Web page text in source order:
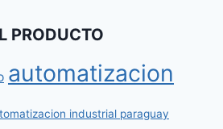
PRODUCTO
automatizacion
industrial paraguay